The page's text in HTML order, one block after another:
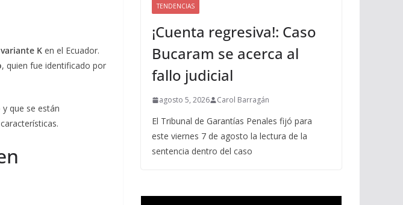
K en el Ecuador.
, quien fue identificado por
y que se están
TENDENCIAS
¡Cuenta regresiva!: Caso
Bucaram se acerca al
fallo judicial
agosto 5, 2026 Carol Barragán
El Tribunal de Garantías Penales fijó para
este viernes 7 de agosto la lectura de la
sentencia dentro del caso